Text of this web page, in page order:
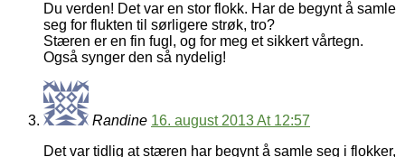
Du verden! Det var en stor flokk. Har de begynt å samle
seg for flukten til sørligere strøk, tro?
Stæren er en fin fugl, og for meg et sikkert vårtegn.
Også synger den så nydelig!
Randine 16. august 2013 At 12:57
Det var tidlig at stæren har begynt å samle seg i flokker,